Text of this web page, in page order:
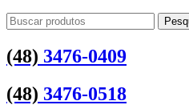
(48) 3476-0409
(48) 3476-0518